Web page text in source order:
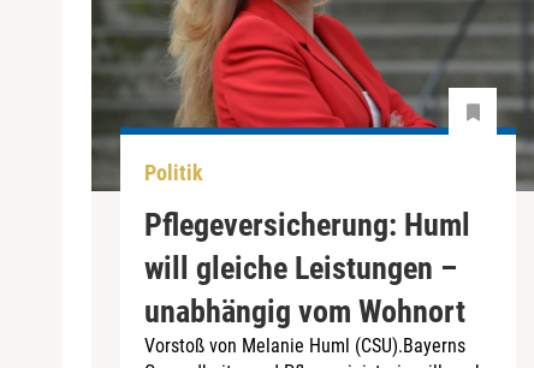
Politik
Pflegeversicherung: Huml
will gleiche Leistungen –
unabhängig vom Wohnort
Vorstoß von Melanie Huml (CSU).Bayerns